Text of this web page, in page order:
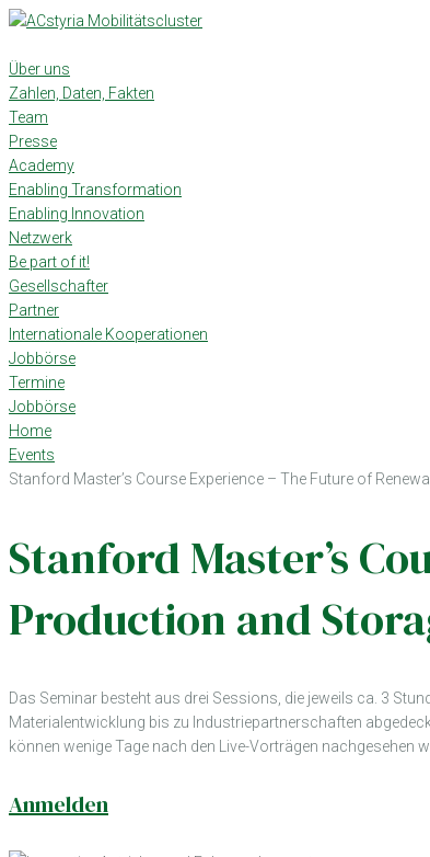
Skip
content
Über uns
Zahlen, Daten, Fakten
Team
Presse
Academy
Enabling Transformation
Enabling Innovation
Netzwerk
Be part of it!
Gesellschafter
Partner
Internationale Kooperationen
Jobbörse
Termine
Jobbörse
Home
Events
Stanford Master’s Course Experience – The Future of
Stanford Master’s
Production and
Das Seminar besteht aus drei Sessions, die jeweils ca. 3
Materialentwicklung bis zu Industriepartnerschaften
können wenige Tage nach den Live-Vorträgen nachgesehen
Anmelden